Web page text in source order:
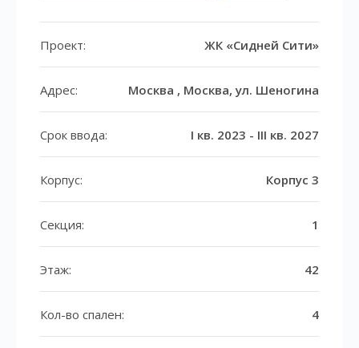
Проект: ЖК «Сидней Сити»
Адрес: Москва , Москва, ул. Шеногина
Срок ввода: I кв. 2023 - III кв. 2027
Корпус: Корпус 3
Секция: 1
Этаж: 42
Кол-во спален: 4